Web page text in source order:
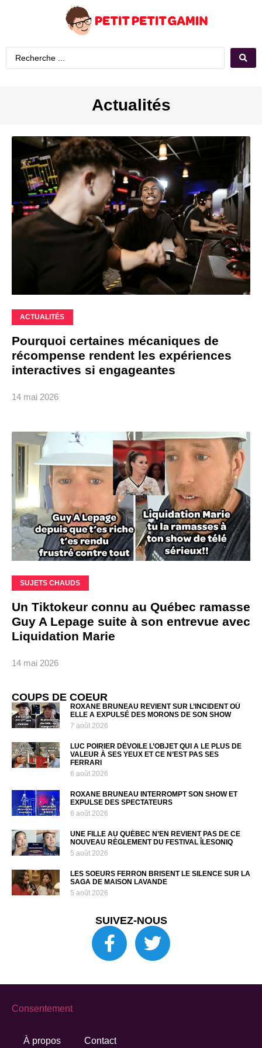
Actualités
ACTUALITÉS
Pourquoi certaines mécaniques de
récompense rendent les expériences
interactives si engageantes
14 mai 2026
SUJETS CHAUDS
Un Tiktokeur connu au Québec ramasse
Guy A Lepage suite à son entrevue avec
Liquidation Marie
14 mai 2026
COUPS DE COEUR
ROXANE BRUNEAU REVIENT SUR L’INCIDENT OÙ
ELLE A EXPULSÉ DES MORONS DE SON SHOW
7 août 2026
LUC POIRIER DÉVOILE L’OBJET QUI A LE PLUS DE
VALEUR À SES YEUX ET CE N’EST PAS SES
FERRARI
6 août 2026
ROXANE BRUNEAU INTERROMPT SON SHOW ET
EXPULSE DES SPECTATEURS
6 août 2026
UNE FILLE AU QUÉBEC N’EN REVIENT PAS DE CE
NOUVEAU RÈGLEMENT DU FESTIVAL ÎLESONIQ
5 août 2026
LES SOEURS FERRON BRISENT LE SILENCE SUR LA
SAGA DE MAISON LAVANDE
5 août 2026
SUIVEZ-NOUS
À propos Contact
Consentement